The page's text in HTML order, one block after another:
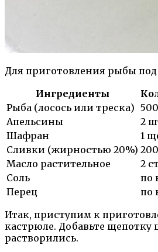
Для приготовления рыбы
Ингредиенты
Рыба (лосось или треска)
Апельсины
2
Шафран
1
Сливки (жирностью 20%)
Масло растительное
2
Соль
по
Перец
по
Итак, приступим к
кастрюле. Добавьте щепотку
растворились.